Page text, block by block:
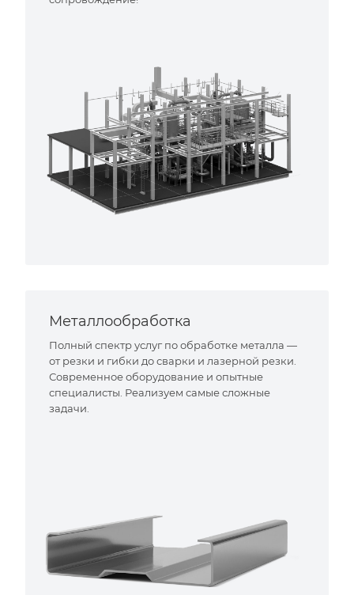
Металлообработка
Полный спектр услуг по обработке металла —
от резки и гибки до сварки и лазерной резки.
Современное оборудование и опытные
специалисты. Реализуем самые сложные
задачи.